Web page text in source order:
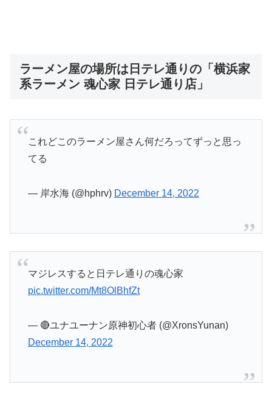
ラーメン屋の場所は日テレ通りの「横浜家
系ラーメン 魂心家 日テレ通り店」
これどこのラーメン屋さん何だろってずっと思っ
てる
— 岸水海 (@hphrv) December 14, 2022
マジレスすると日テレ通りの魂心家
pic.twitter.com/Mt8OlBhfZt
— 🔴ユナユーナン原神初心者 (@XronsYunan)
December 14, 2022